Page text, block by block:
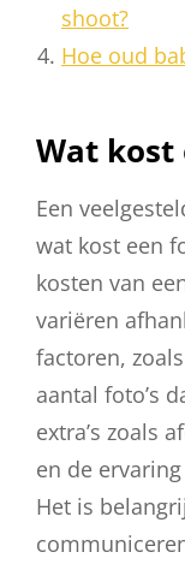
shoot?
Hoe oud
Wat kost
Een
wat kost een
kosten van
variëren
factoren,
aantal foto’s
extra’s zoals
en de
Het is